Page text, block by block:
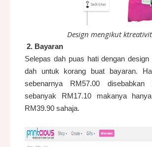
Design mengikut
2. Bayaran
Selepas dah puas hati dengan design
dah untuk korang buat bayaran.
sebenarnya RM57.00 disebabkan
sebanyak RM17.10 makanya
RM39.90 sahaja.